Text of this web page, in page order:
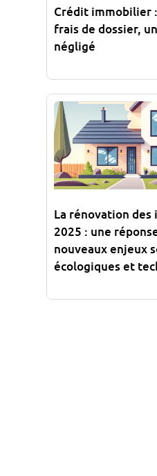
Crédit immobilier
frais de dossier,
négligé
La rénovation
2025 : une
nouveaux enjeux
écologiques et